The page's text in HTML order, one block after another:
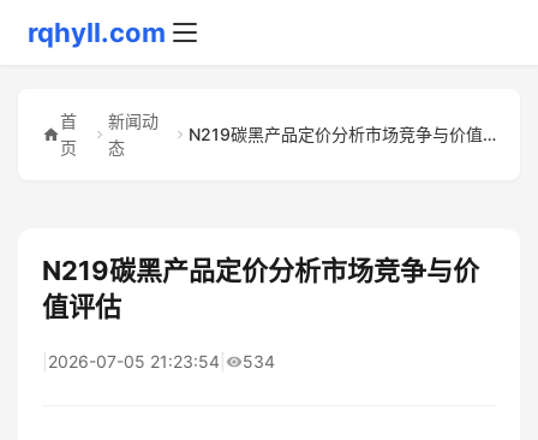
rqhyll.com
首
页
新闻动
态
N219碳黑产品定价分析市场竞争与价值评估
N219碳黑产品定价分析市场竞争与价
值评估
2026-07-05 21:23:54 534